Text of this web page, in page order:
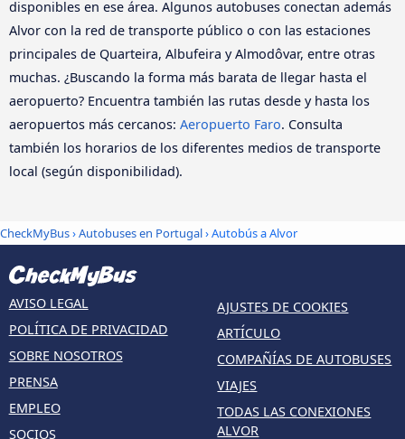
disponibles en ese área. Algunos autobuses conectan además
Alvor con la red de transporte público o con las estaciones
principales de Quarteira, Albufeira y Almodôvar, entre otras
muchas. ¿Buscando la forma más barata de llegar hasta el
aeropuerto? Encuentra también las rutas desde y hasta los
aeropuertos más cercanos: Aeropuerto Faro. Consulta
también los horarios de los diferentes medios de transporte
local (según disponibilidad).
CheckMyBus›Autobuses en Portugal› Autobús a Alvor
AVISO LEGAL
POLÍTICA DE PRIVACIDAD
SOBRE NOSOTROS
PRENSA
EMPLEO
SOCIOS
AJUSTES DE COOKIES
ARTÍCULO
COMPAÑÍAS DE AUTOBUSES
VIAJES
TODAS LAS CONEXIONES
ALVOR